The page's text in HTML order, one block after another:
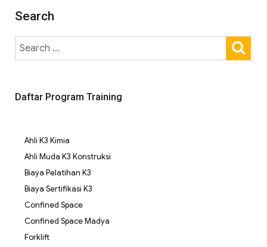
Search
Daftar Program Training
Ahli K3 Kimia
Ahli Muda K3 Konstruksi
Biaya Pelatihan K3
Biaya Sertifikasi K3
Confined Space
Confined Space Madya
Forklift